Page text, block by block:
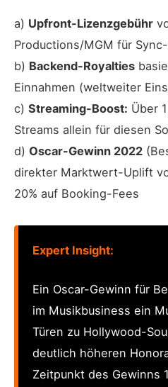
a) Upfront-Lizenzgebühr
Productions/MGM für
b) Backend-Royalties
Einnahmen (weltweiter
c) Streaming-Boost: Über
Streams allein für diesen
d) Oscar-Gewinn 2022
direkter Marktwert-Uplift
20% auf Booking-Fees
Expert Insight:
Ein Oscar-Gewinn für
im Musikbusiness ein
Türen zu Hollywood-
deutlich höheren
Zeitpunkt des Gewinns